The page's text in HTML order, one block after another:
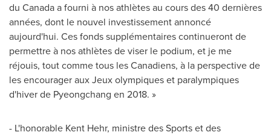
du Canadaa fourni à nos athlètes au cours des 40 dernières
années, dont le nouvel investissement annoncé
aujourd'hui. Ces fonds supplémentaires continueront de
permettre à nos athlètes de viser le podium, et je me
réjouis, tout comme tous les Canadiens, à la perspective de
les encourager aux Jeux olympiques et paralympiques
d'hiver de Pyeongchang en 2018. »
- L'honorable Kent Hehr, ministre des Sports et des